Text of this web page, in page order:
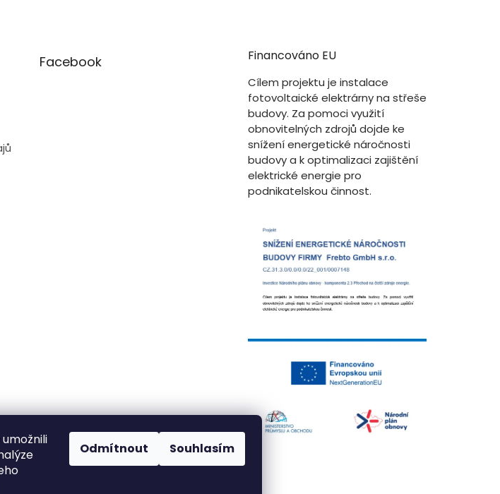
Odmítnout Souhlasím
Facebook Financováno EU
Cílem projektu je instalace
fotovoltaické elektrárny na střeše
budovy. Za pomoci využití
obnovitelných zdrojů dojde ke
snížení energetické náročnosti
budovy a k optimalizaci zajištění
elektrické energie pro
podnikatelskou činnost.